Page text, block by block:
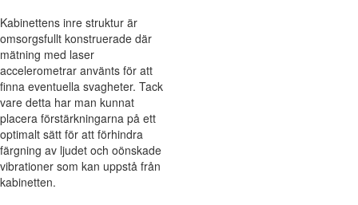
Kabinettens inre struktur är
omsorgsfullt konstruerade där
mätning med laser
accelerometrar använts för att
finna eventuella svagheter. Tack
vare detta har man kunnat
placera förstärkningarna på ett
optimalt sätt för att förhindra
färgning av ljudet och oönskade
vibrationer som kan uppstå från
kabinetten.